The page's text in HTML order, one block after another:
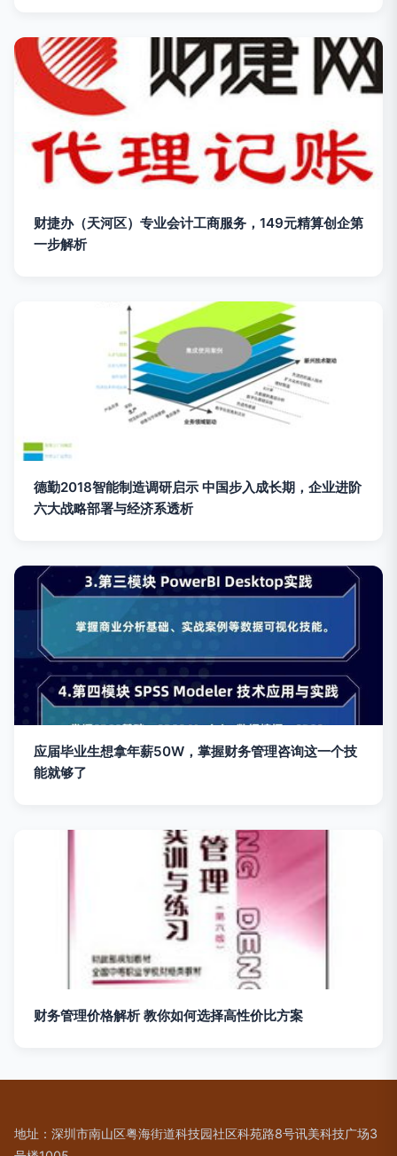
财捷办（天河区）专业会计工商服务，149元精算创企第
一步解析
德勤2018智能制造调研启示 中国步入成长期，企业进阶
六大战略部署与经济系透析
应届毕业生想拿年薪50W，掌握财务管理咨询这一个技
能就够了
财务管理价格解析 教你如何选择高性价比方案
地址：深圳市南山区粤海街道科技园社区科苑路8号讯美科技广场3